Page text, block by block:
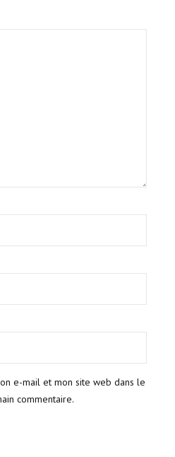
e-mail et mon site web dans le
commentaire.